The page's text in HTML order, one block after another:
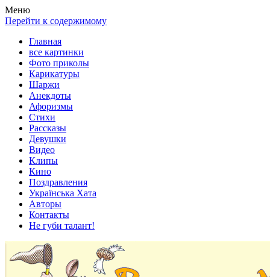
Весела хата — прикольные картинки, смешные истории,
клипы!
Покажем всем ваши фото приколы, карикатуры, шаржи, стихи,
рассказы, видео и песни!
Меню
Перейти к содержимому
Главная
все картинки
Фото приколы
Карикатуры
Шаржи
Анекдоты
Афоризмы
Стихи
Рассказы
Девушки
Видео
Клипы
Кино
Поздравления
Українська Хата
Авторы
Контакты
Не губи талант!